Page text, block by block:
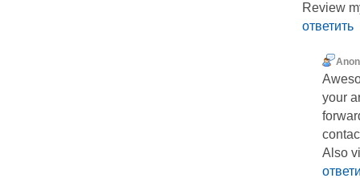
Review
ответить
your
Also